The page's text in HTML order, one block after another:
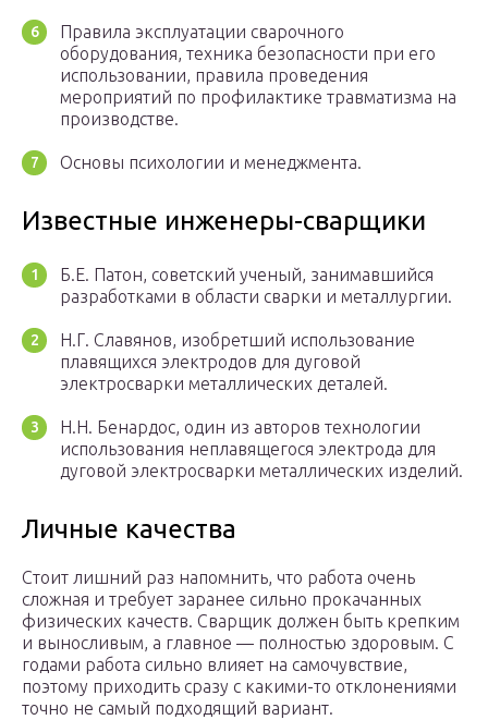
Правила эксплуатации сварочного
оборудования, техника безопасности при его
использовании, правила проведения
мероприятий по профилактике травматизма на
производстве.
Основы психологии и менеджмента.
Известные инженеры-сварщики
Б.Е. Патон, советский ученый, занимавшийся
разработками в области сварки и металлургии.
Н.Г. Славянов, изобретший использование
плавящихся электродов для дуговой
электросварки металлических деталей.
Н.Н. Бенардос, один из авторов технологии
использования неплавящегося электрода для
дуговой электросварки металлических изделий.
Личные качества
Стоит лишний раз напомнить, что работа очень
сложная и требует заранее сильно прокачанных
физических качеств. Сварщик должен быть крепким
и выносливым, а главное — полностью здоровым. С
годами работа сильно влияет на самочувствие,
поэтому приходить сразу с какими-то отклонениями
точно не самый подходящий вариант.